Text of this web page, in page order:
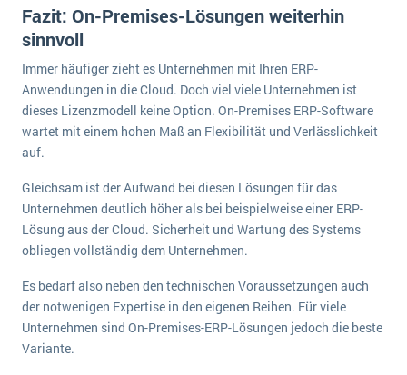
Fazit: On-Premises-Lösungen weiterhin
sinnvoll
Immer häufiger zieht es Unternehmen mit Ihren ERP-
Anwendungen in die Cloud. Doch viel viele Unternehmen ist
dieses Lizenzmodell keine Option. On-Premises ERP-Software
wartet mit einem hohen Maß an Flexibilität und Verlässlichkeit
auf.
Gleichsam ist der Aufwand bei diesen Lösungen für das
Unternehmen deutlich höher als bei beispielweise einer ERP-
Lösung aus der Cloud. Sicherheit und Wartung des Systems
obliegen vollständig dem Unternehmen.
Es bedarf also neben den technischen Voraussetzungen auch
der notwenigen Expertise in den eigenen Reihen. Für viele
Unternehmen sind On-Premises-ERP-Lösungen jedoch die beste
Variante.